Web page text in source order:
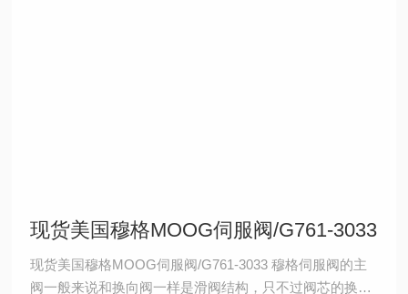
现货美国穆格MOOG伺服阀/G761-3033
现货美国穆格MOOG伺服阀/G761-3033 穆格伺服阀的主
阀一般来说和换向阀一样是滑阀结构，只不过阀芯的换向